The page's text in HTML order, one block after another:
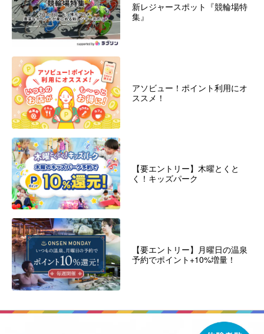
新レジャースポット『競輪場特
集』
アソビュー！ポイント利用にオ
ススメ！
【要エントリー】木曜とくと
く！キッズパーク
【要エントリー】月曜日の温泉
予約でポイント+10%増量！